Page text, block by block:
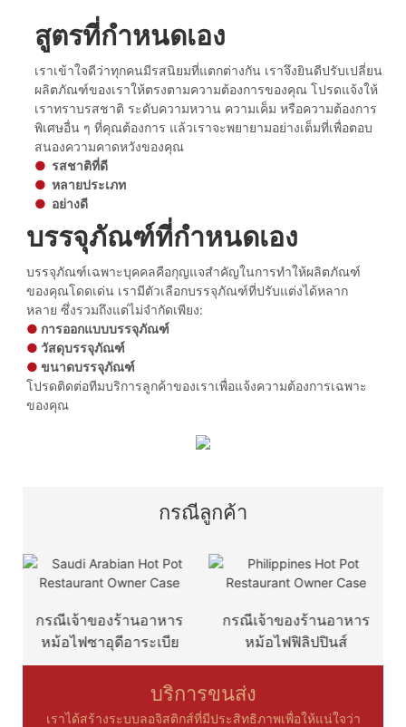
สูตรที่กำหนดเอง
เราเข้าใจดีว่าทุกคนมีรสนิยมที่แตกต่างกัน เราจึงยินดีปรับเปลี่ยน
ผลิตภัณฑ์ของเราให้ตรงตามความต้องการของคุณ โปรดแจ้งให้
เราทราบรสชาติ ระดับความหวาน ความเค็ม หรือความต้องการ
พิเศษอื่น ๆ ที่คุณต้องการ แล้วเราจะพยายามอย่างเต็มที่เพื่อตอบ
สนองความคาดหวังของคุณ
● รสชาติที่ดี
● หลายประเภท
● อย่างดี
บรรจุภัณฑ์ที่กำหนดเอง
บรรจุภัณฑ์เฉพาะบุคคลคือกุญแจสำคัญในการทำให้ผลิตภัณฑ์
ของคุณโดดเด่น เรามีตัวเลือกบรรจุภัณฑ์ที่ปรับแต่งได้หลาก
หลาย ซึ่งรวมถึงแต่ไม่จำกัดเพียง:
● การออกแบบบรรจุภัณฑ์
●วัสดุบรรจุภัณฑ์
●ขนาดบรรจุภัณฑ์
โปรดติดต่อทีมบริการลูกค้าของเราเพื่อแจ้งความต้องการเฉพาะ
ของคุณ
กรณีลูกค้า
กรณีเจ้าของร้านอาหาร
หม้อไฟซาอุดีอาระเบีย
กรณีเจ้าของร้านอาหาร
หม้อไฟฟิลิปปินส์
บริการขนส่ง
เราได้สร้างระบบลอจิสติกส์ที่มีประสิทธิภาพเพื่อให้แน่ใจว่า